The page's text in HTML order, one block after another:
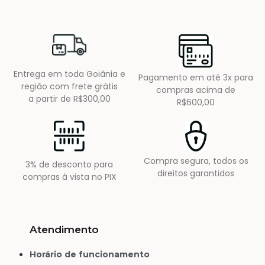
Entrega em toda Goiânia e
região com frete grátis
a partir de R$300,00
Pagamento em até 3x para
compras acima de
R$600,00
3% de desconto para
compras à vista no PIX
Compra segura, todos os
direitos garantidos
Atendimento
Horário de funcionamento